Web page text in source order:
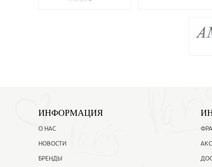
ИНФОРМАЦИЯ
О НАС
НОВОСТИ
БРЕНДЫ